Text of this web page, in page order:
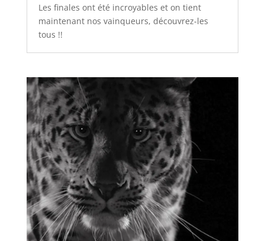
Les finales ont été incroyables et on tient
maintenant nos vainqueurs, découvrez-les
tous !!